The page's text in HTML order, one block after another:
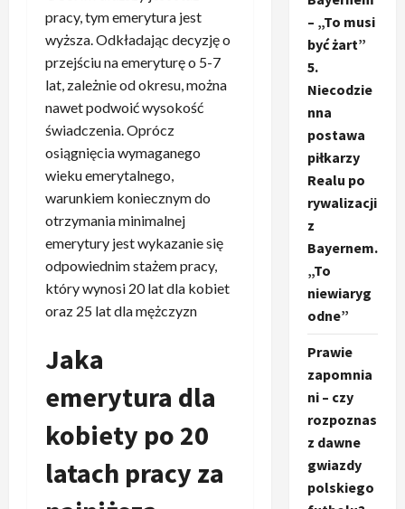
pracy, tym emerytura jest
wyższa. Odkładając decyzję o
przejściu na emeryturę o 5-7
lat, zależnie od okresu, można
nawet podwoić wysokość
świadczenia. Oprócz
osiągnięcia wymaganego
wieku emerytalnego,
warunkiem koniecznym do
otrzymania minimalnej
emerytury jest wykazanie się
odpowiednim stażem pracy,
który wynosi 20 lat dla kobiet
oraz 25 lat dla mężczyzn
Jaka
emerytura dla
kobiety po 20
latach pracy za
– „To musi
być żart”
5.
Niecodzie
nna
postawa
piłkarzy
Realu po
rywalizacji
z
Bayernem.
„To
niewiaryg
odne”
Prawie
zapomnia
ni – czy
rozpoznas
z dawne
gwiazdy
polskiego